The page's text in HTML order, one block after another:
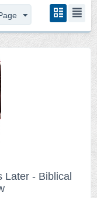
Later - Biblical